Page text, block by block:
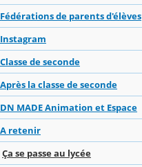
Fédérations de parents d'élèves
Instagram
Classe de seconde
Après la classe de seconde
DN MADE Animation et Espace
A retenir
Ça se passe au lycée